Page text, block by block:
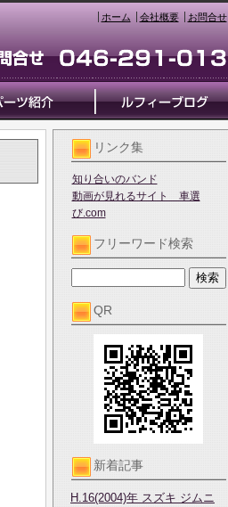
ホーム 会社概要 お問合せ
リンク集
知り合いのバンド
動画が見れるサイト 車選
び.com
フリーワード検索
QR
新着記事
H.16(2004)年 スズキ ジムニ